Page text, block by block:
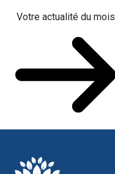
Votre actualité du mois